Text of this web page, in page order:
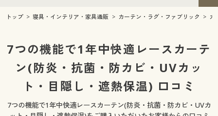
レディースファッション
女性下着
インナー・下着通販すべて
女性下着
メンズ下着
メンズ
メンズ通販すべて
メンズファッション
家電・雑貨
家電・雑貨すべて
寝具・インテリア・家具
ジュニア・ティーンズ下着
メンズ下着
家電
キッチン・雑貨・日用品
寝具・インテリア・家具通販すべて
家具・収納
美容・健康
美容・健康通販すべて
制服・スクール
トップ 寝具・インテリア・家具通販 カーテン・ラグ・ファブリック カ
7つの機能で1年中快適レースカーテ
ン(防炎・抗菌・防カビ・UVカッ
ト・目隠し・遮熱保温) 口コミ
7つの機能で1年中快適レースカーテン(防炎・抗菌・防カビ・UVカ